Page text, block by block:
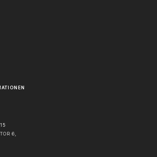
6,